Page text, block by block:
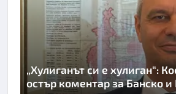
„Хулиганът си е хулиган“:
остър коментар за Банско и